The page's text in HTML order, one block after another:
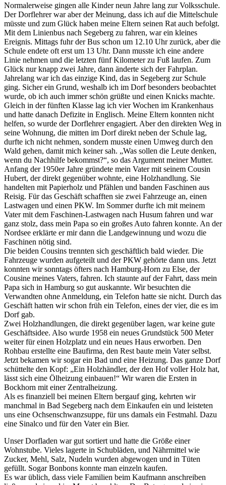
Normalerweise gingen alle Kinder neun Jahre lang zur Volksschule.
Der Dorflehrer war aber der Meinung, dass ich auf die Mittelschule
müsste und zum Glück haben meine Eltern seinen Rat auch befolgt.
Mit dem Linienbus nach Segeberg zu fahren, war ein kleines
Ereignis. Mittags fuhr der Bus schon um 12.10 Uhr zurück, aber die
Schule endete oft erst um 13 Uhr. Dann musste ich eine andere
Linie nehmen und die letzten fünf Kilometer zu Fuß laufen. Zum
Glück nur knapp zwei Jahre, dann änderte sich der Fahrplan.
Jahrelang war ich das einzige Kind, das in Segeberg zur Schule
ging. Sicher ein Grund, weshalb ich im Dorf besonders beobachtet
wurde, ob ich auch immer schön grüßte und einen Knicks machte.
Gleich in der fünften Klasse lag ich vier Wochen im Krankenhaus
und hatte danach Defizite in Englisch. Meine Eltern konnten nicht
helfen, so wurde der Dorflehrer engagiert. Aber den direkten Weg in
seine Wohnung, die mitten im Dorf direkt neben der Schule lag,
durfte ich nicht nehmen, sondern musste einen Umweg durch den
Wald gehen, damit mich keiner sah.
Was sollen die Leute denken,
wenn du Nachhilfe bekommst? , so das Argument meiner Mutter.
Anfang der 1950er Jahre gründete mein Vater mit seinem Cousin
Hubert, der direkt gegenüber wohnte, eine Holzhandlung. Sie
handelten mit Papierholz und Pfählen und banden Faschinen aus
Reisig. Für das Geschäft schafften sie zwei Fahrzeuge an, einen
Lastwagen und einen PKW. Im Sommer durfte ich mit meinem
Vater mit dem Faschinen-Lastwagen nach Husum fahren und war
ganz stolz, dass mein Papa so ein großes Auto fahren konnte. An der
Nordsee erklärte er mir dann die Landgewinnung und wozu die
Faschinen nötig sind.
Die beiden Cousins trennten sich geschäftlich bald wieder. Die
Fahrzeuge wurden aufgeteilt und der PKW gehörte dann uns. Jetzt
konnten wir sonntags öfters nach Hamburg-Horn zu Else, der
Cousine meines Vaters, fahren. Ich staunte auf der Fahrt, dass mein
Papa sich in Hamburg so gut auskannte. Wir besuchten die
Verwandten ohne Anmeldung, ein Telefon hatte sie nicht. Durch das
Geschäft hatten wir schon früh ein Telefon, eines der vier, die es im
Dorf gab.
Zwei Holzhandlungen, die direkt gegenüber lagen, war keine gute
Geschäftsidee. Also wurde 1958 ein neues Grundstück 500 Meter
weiter für einen Holzplatz und ein neues Haus erworben. Den
Rohbau erstellte eine Baufirma, den Rest baute mein Vater selbst.
Jetzt bekamen wir sogar ein Bad und eine Heizung. Das ganze Dorf
schüttelte den Kopf:
Ein Holzhändler, der den Hof voller Holz hat,
lässt sich eine Ölheizung einbauen!
Wir waren die Ersten in
Bockhorn mit einer Zentralheizung.
Als es finanziell bei meinen Eltern bergauf ging, kehrten wir
manchmal in Bad Segeberg nach dem Einkaufen ein und leisteten
uns eine Ochsenschwanzsuppe, für uns damals ein Festmahl. Dazu
eine Sinalco und für den Vater ein Bier.
Unser Dorfladen war gut sortiert und hatte die Größe einer
Wohnstube. Vieles lagerte in Schubläden, und Nährmittel wie
Zucker, Mehl, Salz, Nudeln wurden abgewogen und in Tüten
gefüllt. Sogar Bonbons konnte man einzeln kaufen.
Es war üblich, dass viele Familien beim Kaufmann anschreiben